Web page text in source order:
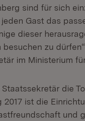
sind für sich
Gast das
dieser
zu
im Ministerium
die
ist die
und